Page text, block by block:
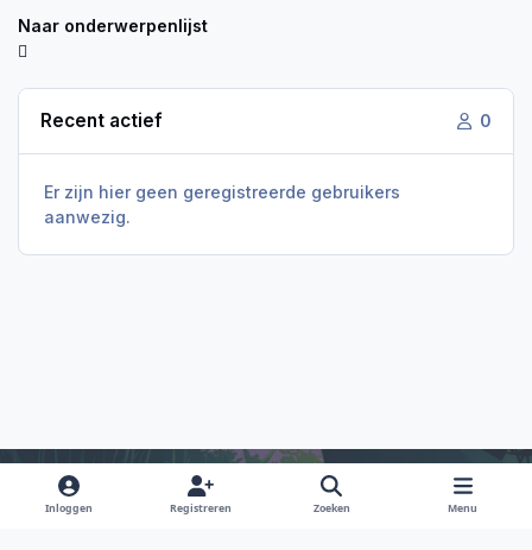
Naar onderwerpenlijst
Recent actief 0
Er zijn hier geen geregistreerde gebruikers
aanwezig.
Light ModeDark ModeSystem Preference
Inloggen Registreren Zoeken Menu